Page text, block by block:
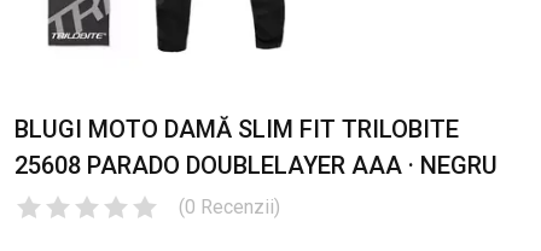
BLUGI MOTO DAMĂ SLIM FIT TRILOBITE
25608 PARADO DOUBLELAYER AAA · NEGRU
(0 Recenzii)